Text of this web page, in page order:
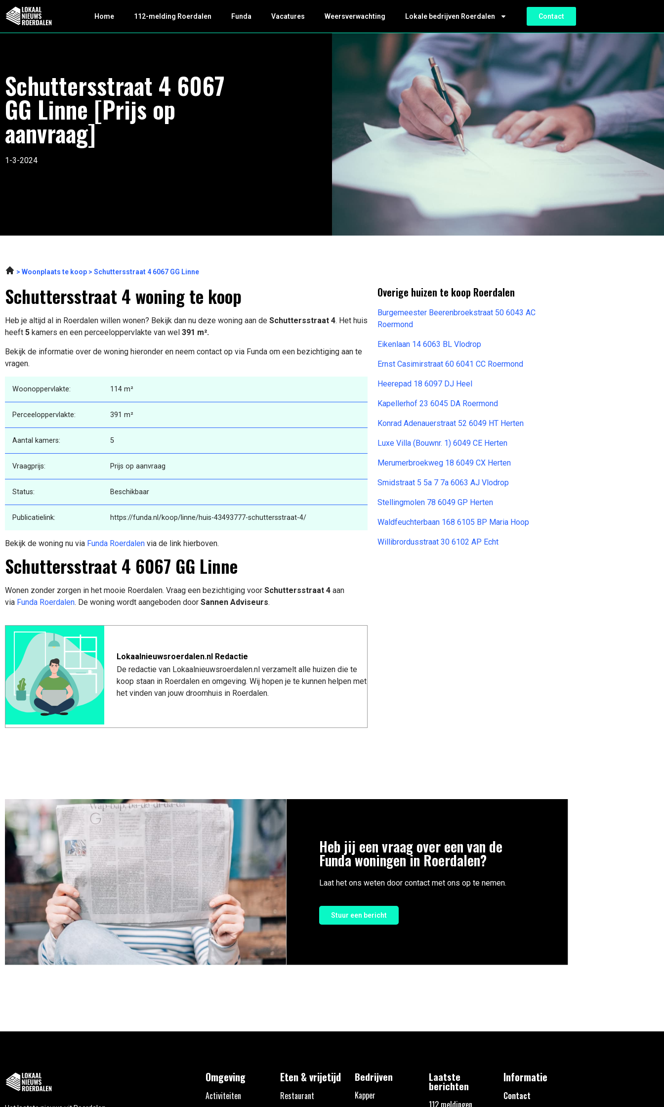
Home 112-melding Roerdalen Funda Vacatures Weersverwachting Lokale bedrijven Roerdalen Contact
Schuttersstraat 4 6067
GG Linne [Prijs op
aanvraag]
1-3-2024
Woonplaats te koop Schuttersstraat 4 6067 GG Linne
Schuttersstraat 4 woning te koop
Heb je altijd al in Roerdalen willen wonen? Bekijk dan nu deze woning aan de Schuttersstraat 4. Het huis
heeft 5 kamers en een perceeloppervlakte van wel 391 m².
Bekijk de informatie over de woning hieronder en neem contact op via Funda om een bezichtiging aan te
vragen.
Woonoppervlakte: 114 m²
Perceeloppervlakte: 391 m²
Aantal kamers: 5
Vraagprijs: Prijs op aanvraag
Status: Beschikbaar
Publicatielink: https://funda.nl/koop/linne/huis-43493777-schuttersstraat-4/
Bekijk de woning nu via Funda Roerdalen via de link hierboven.
Schuttersstraat 4 6067 GG Linne
Wonen zonder zorgen in het mooie Roerdalen. Vraag een bezichtiging voor Schuttersstraat 4 aan
via Funda Roerdalen. De woning wordt aangeboden door Sannen Adviseurs.
Lokaalnieuwsroerdalen.nl Redactie
De redactie van Lokaalnieuwsroerdalen.nl verzamelt alle huizen die te
koop staan in Roerdalen en omgeving. Wij hopen je te kunnen helpen met
het vinden van jouw droomhuis in Roerdalen.
Overige huizen te koop Roerdalen
Burgemeester Beerenbroekstraat 50 6043 AC
Roermond
Eikenlaan 14 6063 BL Vlodrop
Ernst Casimirstraat 60 6041 CC Roermond
Heerepad 18 6097 DJ Heel
Kapellerhof 23 6045 DA Roermond
Konrad Adenauerstraat 52 6049 HT Herten
Luxe Villa (Bouwnr. 1) 6049 CE Herten
Merumerbroekweg 18 6049 CX Herten
Smidstraat 5 5a 7 7a 6063 AJ Vlodrop
Stellingmolen 78 6049 GP Herten
Waldfeuchterbaan 168 6105 BP Maria Hoop
Willibrordusstraat 30 6102 AP Echt
Heb jij een vraag over een van de
Funda woningen in Roerdalen?
Laat het ons weten door contact met ons op te nemen.
Stuur een bericht
Omgeving
Activiteiten
Eten & vrijetijd
Restaurant
Bedrijven
Kapper
Laatste
berichten
Informatie
Contact